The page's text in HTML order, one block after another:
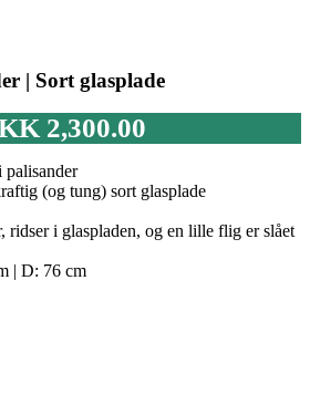
| Sort glasplade
2,300.00
palisander
(og tung) sort glasplade
ridser i glaspladen, og en lille flig er slået
| D: 76 cm